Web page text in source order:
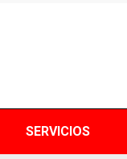
SERVICIOS